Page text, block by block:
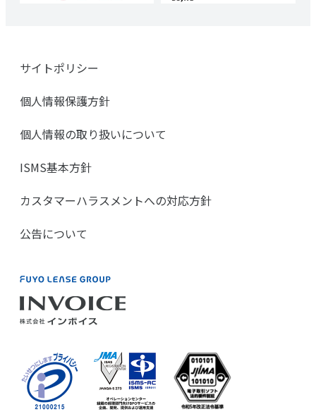
サイトポリシー
個人情報保護方針
個人情報の取り扱いについて
ISMS基本方針
カスタマーハラスメントへの対応方針
公告について